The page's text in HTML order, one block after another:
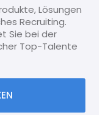
Lösungen
Recruiting.
Sie bei der
Top-Talente